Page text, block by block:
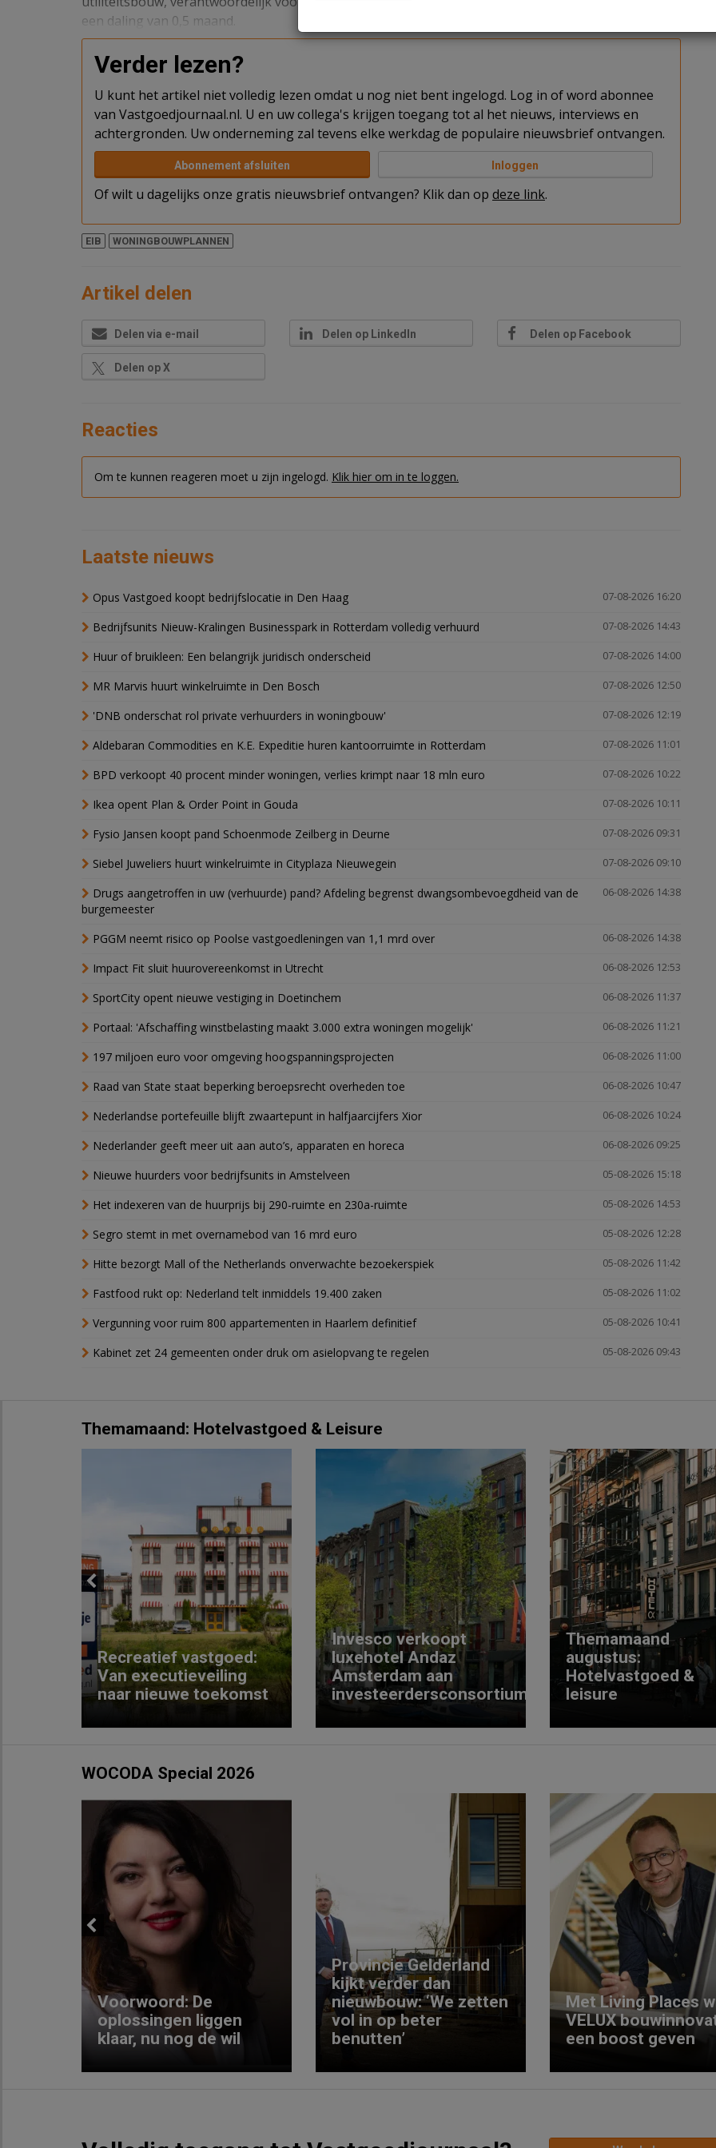
een daling van 0,5 maand.
Verder lezen?
U kunt het artikel niet volledig lezen omdat u nog niet bent ingelogd. Log in of word abonnee
van Vastgoedjournaal.nl. U en uw collega's krijgen toegang tot al het nieuws, interviews en
achtergronden. Uw onderneming zal tevens elke werkdag de populaire nieuwsbrief ontvangen.
Abonnement afsluiten Inloggen
Of wilt u dagelijks onze gratis nieuwsbrief ontvangen? Klik dan op deze link.
EIB WONINGBOUWPLANNEN
Artikel delen
Delen via e-mail Delen op LinkedIn Delen op Facebook
Delen op X
Reacties
Om te kunnen reageren moet u zijn ingelogd. Klik hier om in te loggen.
Laatste nieuws
07-08-2026 16:20
Opus Vastgoed koopt bedrijfslocatie in Den Haag
07-08-2026 14:43
Bedrijfsunits Nieuw-Kralingen Businesspark in Rotterdam volledig verhuurd
07-08-2026 14:00
Huur of bruikleen: Een belangrijk juridisch onderscheid
07-08-2026 12:50
MR Marvis huurt winkelruimte in Den Bosch
07-08-2026 12:19
'DNB onderschat rol private verhuurders in woningbouw'
07-08-2026 11:01
Aldebaran Commodities en K.E. Expeditie huren kantoorruimte in Rotterdam
07-08-2026 10:22
BPD verkoopt 40 procent minder woningen, verlies krimpt naar 18 mln euro
07-08-2026 10:11
Ikea opent Plan & Order Point in Gouda
07-08-2026 09:31
Fysio Jansen koopt pand Schoenmode Zeilberg in Deurne
07-08-2026 09:10
Siebel Juweliers huurt winkelruimte in Cityplaza Nieuwegein
06-08-2026 14:38
Drugs aangetroffen in uw (verhuurde) pand? Afdeling begrenst dwangsombevoegdheid van de
burgemeester
06-08-2026 14:38
PGGM neemt risico op Poolse vastgoedleningen van 1,1 mrd over
06-08-2026 12:53
Impact Fit sluit huurovereenkomst in Utrecht
06-08-2026 11:37
SportCity opent nieuwe vestiging in Doetinchem
06-08-2026 11:21
Portaal: 'Afschaffing winstbelasting maakt 3.000 extra woningen mogelijk'
06-08-2026 11:00
197 miljoen euro voor omgeving hoogspanningsprojecten
06-08-2026 10:47
Raad van State staat beperking beroepsrecht overheden toe
06-08-2026 10:24
Nederlandse portefeuille blijft zwaartepunt in halfjaarcijfers Xior
06-08-2026 09:25
Nederlander geeft meer uit aan auto’s, apparaten en horeca
05-08-2026 15:18
Nieuwe huurders voor bedrijfsunits in Amstelveen
05-08-2026 14:53
Het indexeren van de huurprijs bij 290-ruimte en 230a-ruimte
05-08-2026 12:28
Segro stemt in met overnamebod van 16 mrd euro
05-08-2026 11:42
Hitte bezorgt Mall of the Netherlands onverwachte bezoekerspiek
05-08-2026 11:02
Fastfood rukt op: Nederland telt inmiddels 19.400 zaken
05-08-2026 10:41
Vergunning voor ruim 800 appartementen in Haarlem definitief
05-08-2026 09:43
Kabinet zet 24 gemeenten onder druk om asielopvang te regelen
Themamaand: Hotelvastgoed & Leisure
Previous
Recreatief vastgoed:
Van executieveiling
naar nieuwe toekomst
Invesco verkoopt
luxehotel Andaz
Amsterdam aan
investeerdersconsortium
Themamaand
augustus:
Hotelvastgoed &
leisure
WOCODA Special 2026
Previous
Voorwoord: De
oplossingen liggen
klaar, nu nog de wil
Provincie Gelderland
kijkt verder dan
nieuwbouw: ‘We zetten
vol in op beter
benutten’
Met Living Places
VELUX
een boost geven